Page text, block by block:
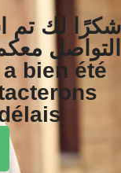
شكرًا لك تم
التواصل
bien été
!!